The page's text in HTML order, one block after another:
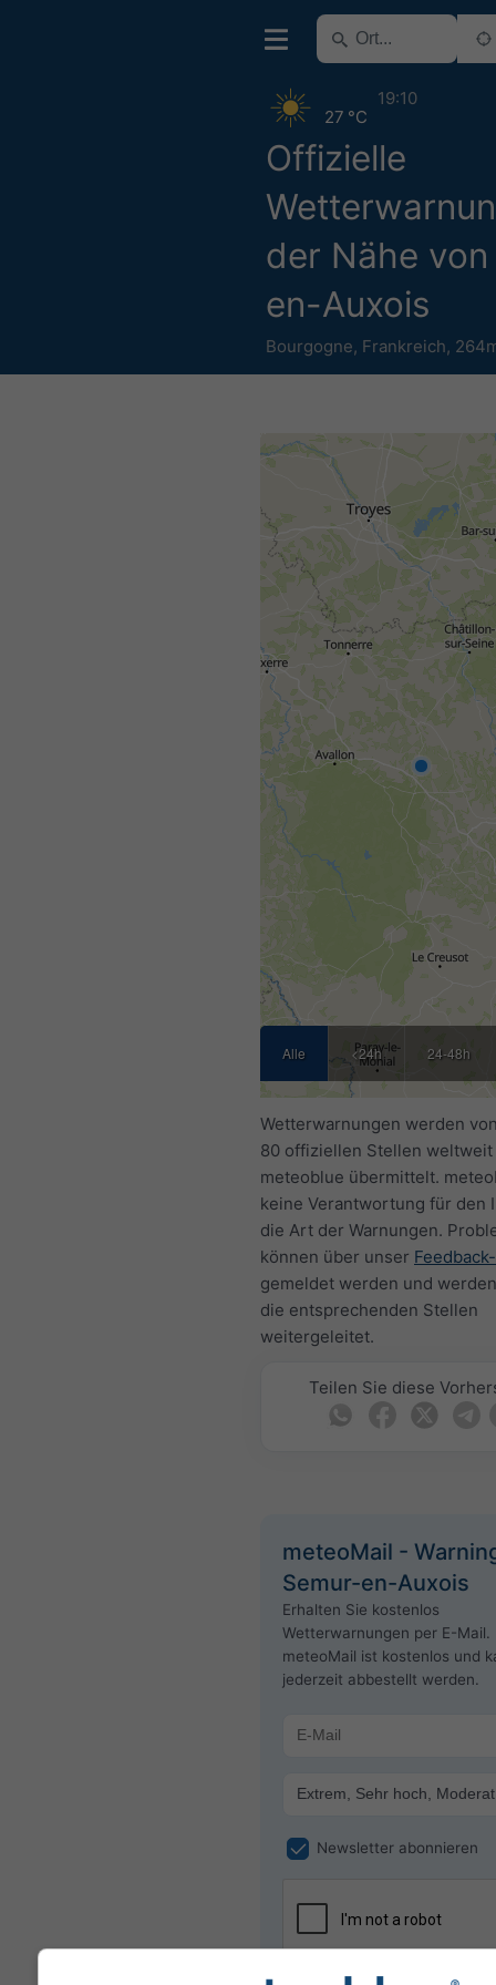
Offizielle
der Nähe
en-Auxois
Bourgogne, Frankreich,
27 °C
19:10
Alle <24h 24-48h
Wetterwarnungen werden
80 offiziellen Stellen weltweit
meteoblue übermittelt.
keine Verantwortung für den
die Art der Warnungen.
können über unser
gemeldet werden und
die entsprechenden Stellen
weitergeleitet.
Teilen Sie diese
meteoMail -
Semur-en-Auxois
Erhalten Sie kostenlos
Wetterwarnungen per E-Mail.
meteoMail ist kostenlos und
jederzeit abbestellt werden.
Newsletter abonnieren